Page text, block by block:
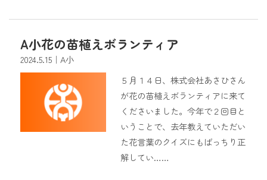
A小花の苗植えボランティア
2024.5.15 ｜A小
５月１４日、株式会社あさひさん
が花の苗植えボランティアに来て
くださいました。今年で２回目と
いうことで、去年教えていただい
た花言葉のクイズにもばっちり正
解してい……